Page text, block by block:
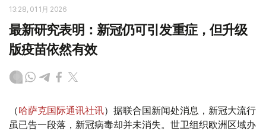
13:28, 01 1月 2026
最新研究表明：新冠仍可引发重症，但升级
版疫苗依然有效
（哈萨克国际通讯社讯）据联合国新闻处消息，新冠大流行
虽已告一段落，新冠病毒却并未消失。世卫组织欧洲区域办